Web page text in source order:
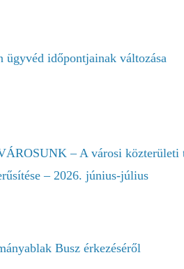
ügyvéd időpontjainak változása
– A városi közterületi
– 2026. június-július
Busz érkezéséről